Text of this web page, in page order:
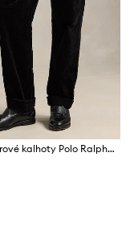
Manšestrové kalhoty Polo Ralph Lauren 42.2 8W CORDUROY